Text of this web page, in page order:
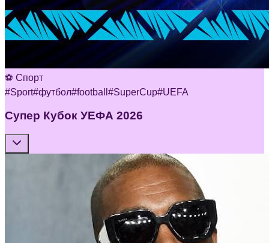
⚽ Спорт
#Sport#футбол#football #SuperCup#UEFA
Супер Кубок УЕФА 2026